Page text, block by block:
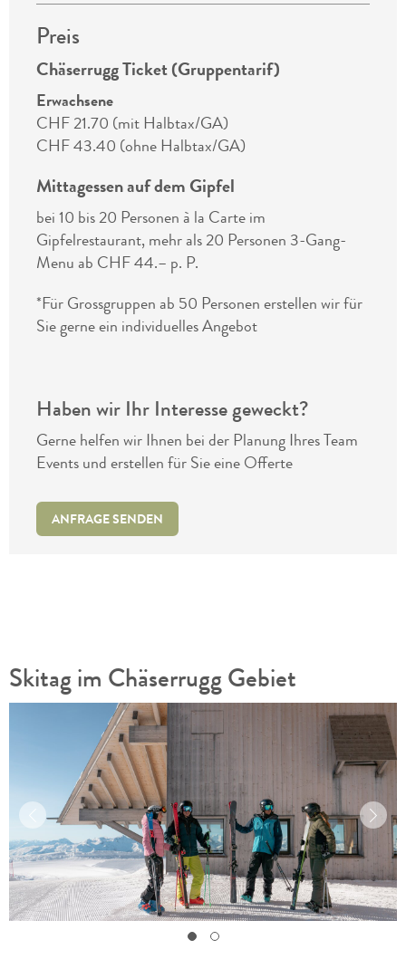
Preis
Chäserrugg Ticket (Gruppentarif)
Erwachsene
CHF 21.70 (mit Halbtax/GA)
CHF 43.40 (ohne Halbtax/GA)
Mittagessen auf dem Gipfel
bei 10 bis 20 Personen à la Carte im
Gipfelrestaurant, mehr als 20 Personen 3-Gang-
Menu ab CHF 44.– p. P.
*Für Grossgruppen ab 50 Personen erstellen wir für
Sie gerne ein individuelles Angebot
Haben wir Ihr Interesse geweckt?
Gerne helfen wir Ihnen bei der Planung Ihres Team
Events und erstellen für Sie eine Offerte
ANFRAGE SENDEN
Skitag im Chäserrugg Gebiet